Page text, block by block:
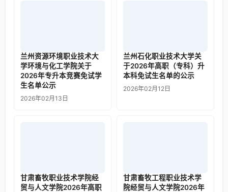
兰州资源环境职业技术大
学环境与化工学院关于
2026年专升本竞赛免试学
生名单公示
2026年02月13日
兰州石化职业技术大学关
于2026年高职（专科）升
本科免试生名单的公示
2026年02月12日
甘肃畜牧职业技术学院经
贸与人文学院2026年高职
甘肃畜牧工程职业技术学
院经贸与人文学院2026年